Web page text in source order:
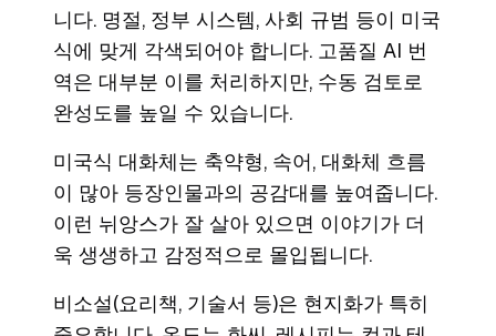
니다. 명절, 정부 시스템, 사회 규범 등이 미국
식에 맞게 각색되어야 합니다. 고품질 AI 번
역은 대부분 이를 처리하지만, 수동 검토로
완성도를 높일 수 있습니다.
미국식 대화체는 축약형, 속어, 대화체 흐름
이 많아 등장인물과의 공감대를 높여줍니다.
이런 뉘앙스가 잘 살아 있으면 이야기가 더
욱 생생하고 감정적으로 몰입됩니다.
비소설(요리책, 기술서 등)은 현지화가 특히